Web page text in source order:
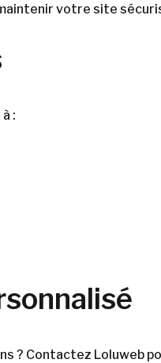
votre site
:
? Contactez Loluweb